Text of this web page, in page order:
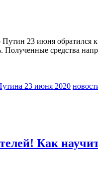
23 июня обратился
средства
23 июня 2020
Как